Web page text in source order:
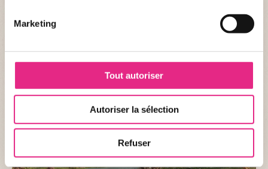
Marketing
Tout autoriser
Autoriser la sélection
Refuser
ACTUALITÉ DU PARC